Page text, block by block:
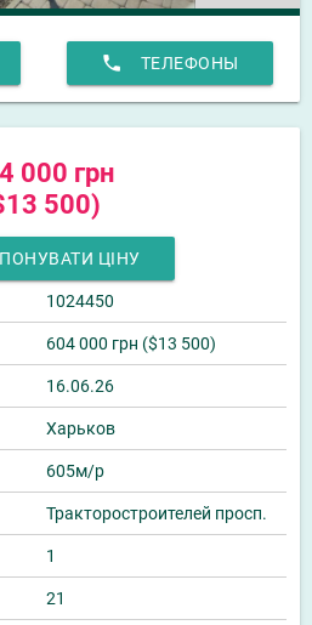
phone ТЕЛЕФОНЫ
000 грн
500)
ЦІНУ
1024450
604 000 грн ($13 500)
16.06.26
Харьков
605м/р
Тракторостроителей просп.
1
21